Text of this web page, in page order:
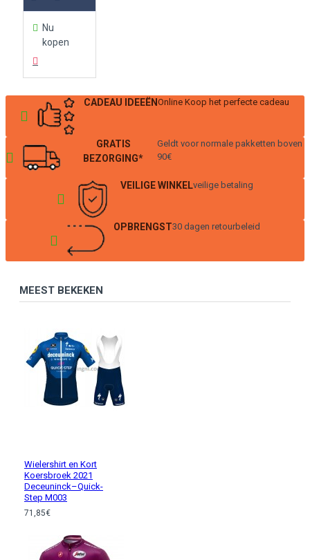
Nu
kopen
CADEAU IDEEËNOnline Koop het perfecte cadeau
GRATIS
BEZORGING*
Geldt voor normale pakketten boven
90€
VEILIGE WINKELveilige betaling
OPBRENGST30 dagen retourbeleid
MEEST BEKEKEN
Wielershirt en Kort
Koersbroek 2021
Deceuninck–Quick-
Step M003
71,85€